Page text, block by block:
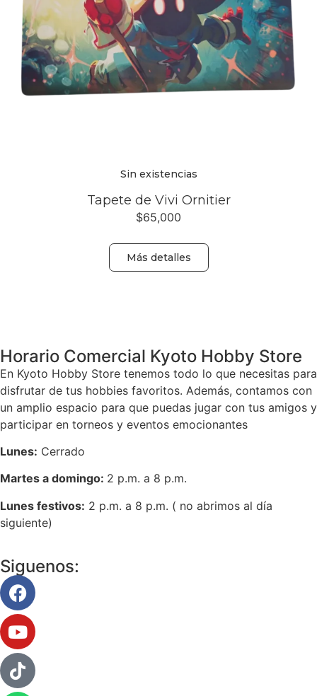
Sin existencias
Tapete de Vivi Ornitier
$65,000
Más detalles
Horario Comercial Kyoto Hobby Store
En Kyoto Hobby Store tenemos todo lo que necesitas para
disfrutar de tus hobbies favoritos. Además, contamos con
un amplio espacio para que puedas jugar con tus amigos y
participar en torneos y eventos emocionantes
Lunes: Cerrado
Martes a domingo: 2 p.m. a 8 p.m.
Lunes festivos: 2 p.m. a 8 p.m. ( no abrimos al día
siguiente)
Siguenos: